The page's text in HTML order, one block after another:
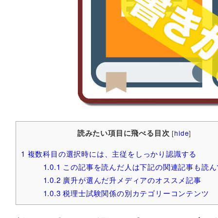
読みたい項目に飛べる目次 [hide]
1 複数科目の選択時には、主従をしっかり認識する
1.0.1 この記事を読んだ人は下記の関連記事も読
1.0.2 廣升が選んだ升メディアのオススメ記事
1.0.3 税理士試験関係の別カテゴリーコンテンツ